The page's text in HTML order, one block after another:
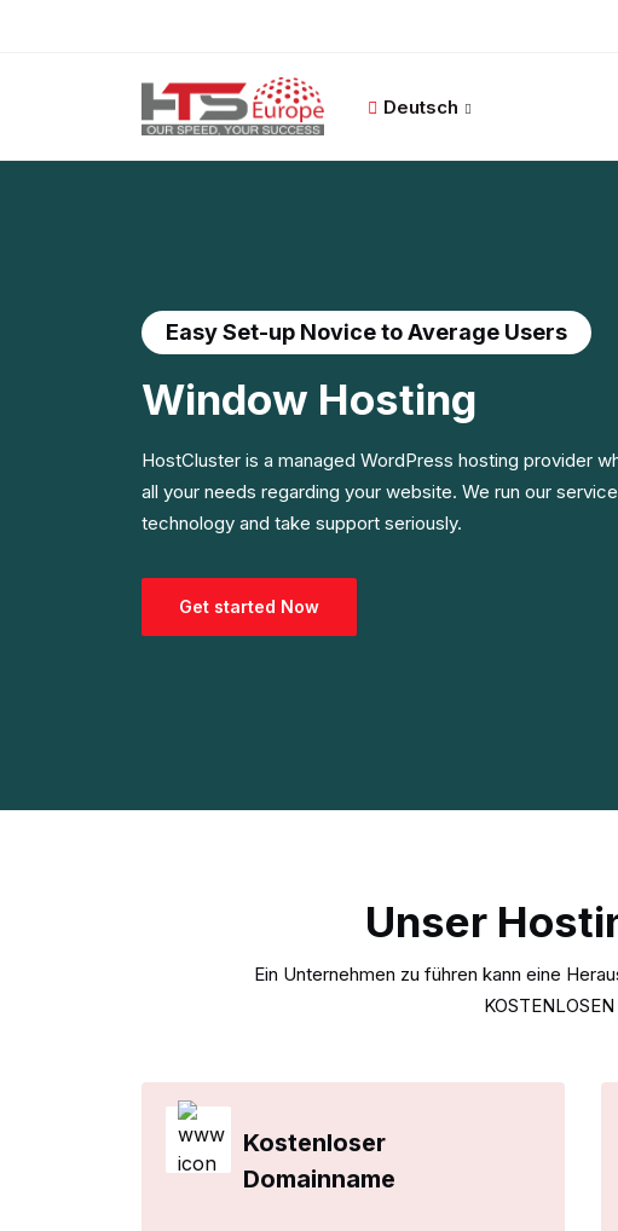
Deutsch
Easy Set-up Novice to Average Users
Window Hosting
HostCluster is a managed WordPress hosting provider
all your needs regarding your website. We run our
technology and take support seriously.
Get started Now
Unser
Ein Unternehmen zu führen kann eine
Kostenloser
Domainname